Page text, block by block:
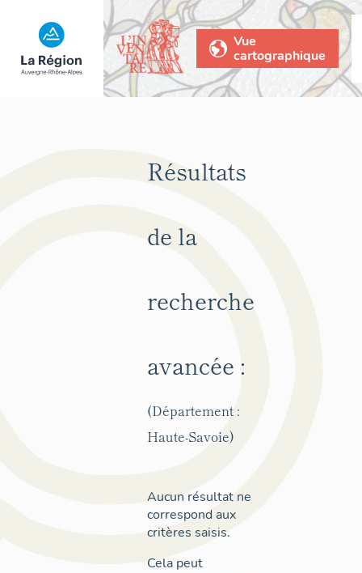
Vue
cartographique
Résultats
de la
recherche
avancée :
(Département :
Haute-Savoie)
Aucun résultat ne
correspond aux
critères saisis.
Cela peut